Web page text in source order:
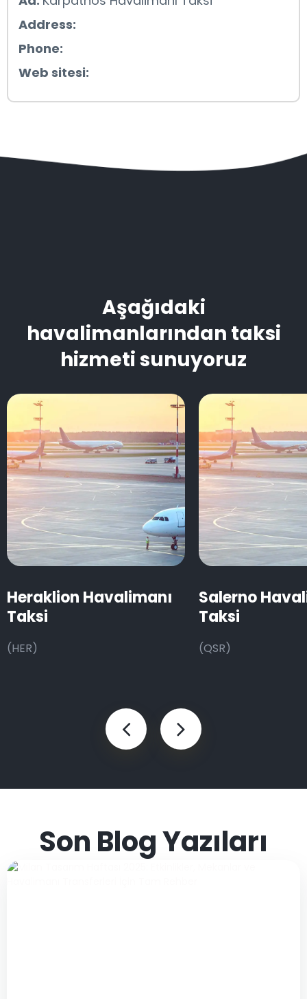
Address:
Phone:
Web sitesi:
Aşağıdaki
havalimanlarından taksi
hizmeti sunuyoruz
Heraklion Havalimanı
Taksi
(HER)
Salerno
Taksi
(QSR)
Son Blog Yazıları